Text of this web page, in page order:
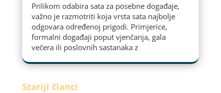
Prilikom odabira sata za posebne događaje,
važno je razmotriti koja vrsta sata najbolje
odgovara određenoj prigodi. Primjerice,
formalni događaji poput vjenčanja, gala
večera ili poslovnih sastanaka z
Stariji članci